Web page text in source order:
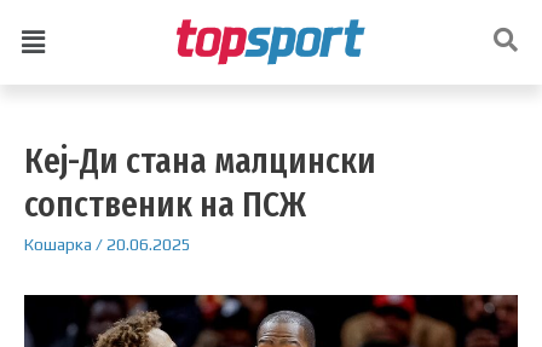
Кеј-Ди стана малцински
сопственик на ПСЖ
Кошарка /20.06.2025